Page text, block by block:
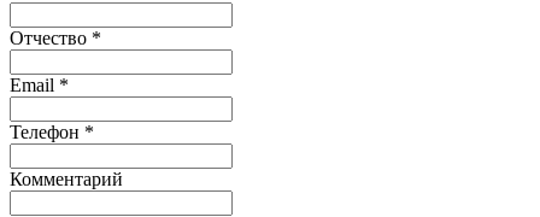
Отчество *
Email *
Телефон *
Комментарий